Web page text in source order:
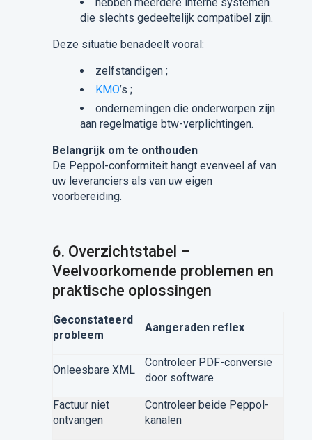
die slechts gedeeltelijk compatibel zijn.
Deze situatie benadeelt vooral:
zelfstandigen ;
KMO’s ;
ondernemingen die onderworpen zijn
aan regelmatige btw-verplichtingen.
Belangrijk om te onthouden
De Peppol-conformiteit hangt evenveel af van
uw leveranciers als van uw eigen
voorbereiding.
6. Overzichtstabel –
Veelvoorkomende problemen en
praktische oplossingen
Geconstateerd
probleem
Aangeraden reflex
Onleesbare XML
Controleer PDF-conversie
door software
Factuur niet
ontvangen
Controleer beide Peppol-
kanalen